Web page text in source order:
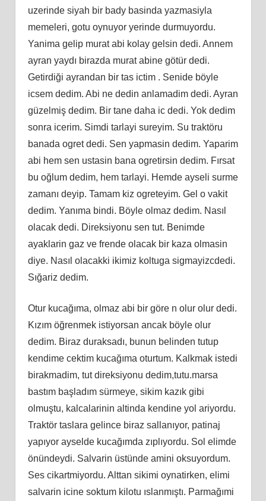
uzerinde siyah bir bady basinda yazmasiyla
memeleri, gotu oynuyor yerinde durmuyordu.
Yanima gelip murat abi kolay gelsin dedi. Annem
ayran yaydı birazda murat abine götür dedi.
Getirdiği ayrandan bir tas ictim . Senide böyle
icsem dedim. Abi ne dedin anlamadim dedi. Ayran
güzelmiş dedim. Bir tane daha ic dedi. Yok dedim
sonra icerim. Simdi tarlayi sureyim. Su traktöru
banada ogret dedi. Sen yapmasin dedim. Yaparim
abi hem sen ustasin bana ogretirsin dedim. Fırsat
bu oğlum dedim, hem tarlayi. Hemde ayseli surme
zamanı deyip. Tamam kiz ogreteyim. Gel o vakit
dedim. Yanıma bindi. Böyle olmaz dedim. Nasıl
olacak dedi. Direksiyonu sen tut. Benimde
ayaklarin gaz ve frende olacak bir kaza olmasin
diye. Nasıl olacakki ikimiz koltuga sigmayizcdedi.
Sığariz dedim.
Otur kucağıma, olmaz abi bir göre n olur olur dedi.
Kızım öğrenmek istiyorsan ancak böyle olur
dedim. Biraz duraksadı, bunun belinden tutup
kendime cektim kucağıma oturtum. Kalkmak istedi
birakmadim, tut direksiyonu dedim,tutu.marsa
bastım başladım sürmeye, sikim kazık gibi
olmuştu, kalcalarinin altinda kendine yol ariyordu.
Traktör taslara gelince biraz sallanıyor, patinaj
yapıyor ayselde kucağımda zıplıyordu. Sol elimde
önündeydi. Salvarin üstünde amini oksuyordum.
Ses cikartmiyordu. Alttan sikimi oynatirken, elimi
salvarin icine soktum kilotu ıslanmıştı. Parmağımi